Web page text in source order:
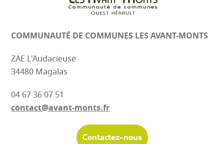
COMMUNAUTÉ DE COMMUNES LES AVANT-MONTS
ZAE L'Audacieuse
34480 Magalas
04 67 36 07 51
contact@avant-monts.fr
Contactez-nous